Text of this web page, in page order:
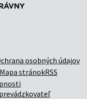
osobných údajov
stránokRSS